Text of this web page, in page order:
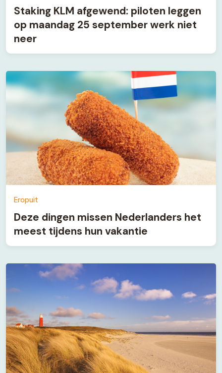
Staking KLM afgewend: piloten leggen
op maandag 25 september werk niet
neer
Eropuit
Deze dingen missen Nederlanders het
meest tijdens hun vakantie